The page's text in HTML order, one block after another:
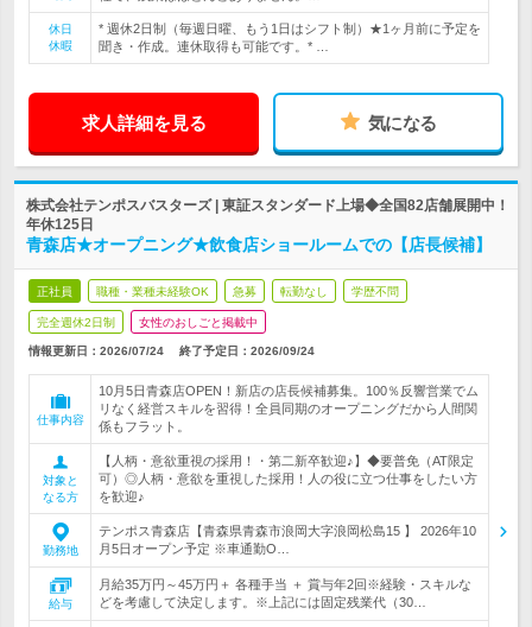
休日
休暇
* 週休2日制（毎週日曜、もう1日はシフト制）★1ヶ月前に予定を
聞き・作成。連休取得も可能です。* …
求人詳細を見る 気になる
株式会社テンポスバスターズ | 東証スタンダード上場◆全国82店舗展開中！
年休125日
青森店★オープニング★飲食店ショールームでの【店長候補】
正社員 職種・業種未経験OK 急募 転勤なし 学歴不問
完全週休2日制 女性のおしごと掲載中
情報更新日：2026/07/24 終了予定日： 2026/09/24
仕事内容
10月5日青森店OPEN！新店の店長候補募集。100％反響営業でム
リなく経営スキルを習得！全員同期のオープニングだから人間関
係もフラット。
対象と
なる方
【人柄・意欲重視の採用！・第二新卒歓迎♪】◆要普免（AT限定
可）◎人柄・意欲を重視した採用！人の役に立つ仕事をしたい方
を歓迎♪
勤務地
テンポス青森店【青森県青森市浪岡大字浪岡松島15 】 2026年10
月5日オープン予定 ※車通勤O…
給与
月給35万円～45万円＋ 各種手当 ＋ 賞与年2回※経験・スキルな
どを考慮して決定します。※上記には固定残業代（30…